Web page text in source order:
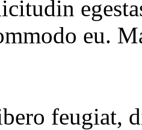
eu.
feugiat,